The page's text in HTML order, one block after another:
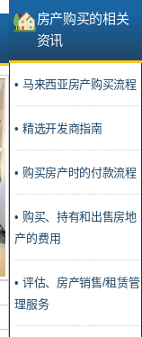
房产购买的相关
资讯
• 马来西亚房产购买流程
• 精选开发商指南
• 购买房产时的付款流程
• 购买、持有和出售房地
产的费用
• 评估、房产销售/租赁管
理服务